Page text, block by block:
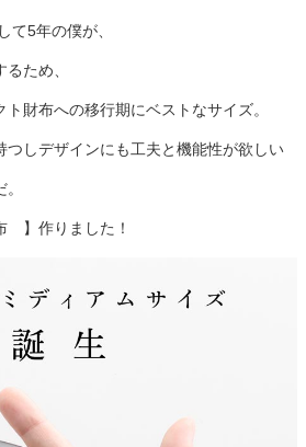
て5年の僕が、
ため、
財布への移行期にベストなサイズ。
つしデザインにも工夫と機能性が欲しい
】作りました！